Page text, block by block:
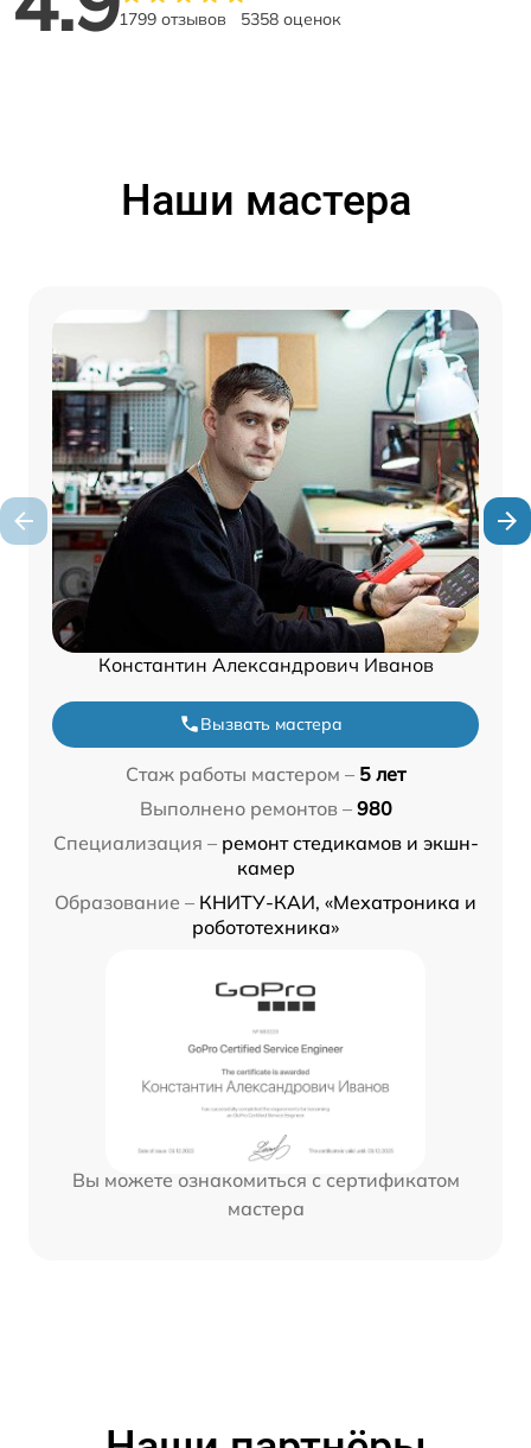
1799 отзывов 5358 оценок
Наши мастера
Константин Александрович Иванов
Вызвать мастера
Стаж работы мастером – 5 лет
Выполнено ремонтов – 980
Специализация – ремонт стедикамов и экшн-
камер
Образование – КНИТУ-КАИ, «Мехатроника и
робототехника»
Вы можете ознакомиться с сертификатом
мастера